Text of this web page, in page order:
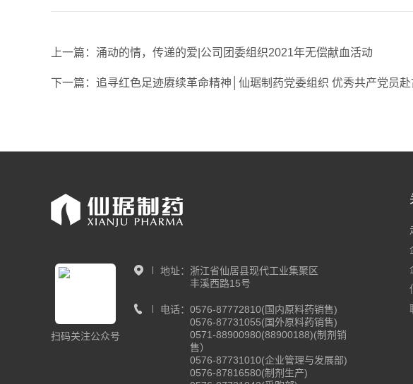
上一篇：涌动的情，传递的爱|公司团委组织2021年无偿献血活动
下一篇：追寻红色足迹赓续革命精神│仙琚制药党委组织 优秀共产党员
扫码关注公众号
地址： 浙江省仙居县现代工业集聚区
丰溪西路15号
电话： 0576-87772810(国内原料药销售)
0576-87731055(国外原料药销售)
0571-88900980(88900188)(制剂销
售）
0576-87731010(企业管理与发展部)
0576-87816580(制剂生产)